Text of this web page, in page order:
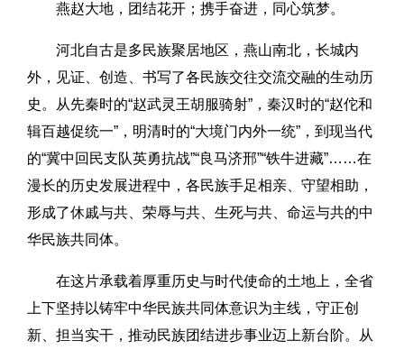
燕赵大地，团结花开；携手奋进，同心筑梦。
河北自古是多民族聚居地区，燕山南北，长城内
外，见证、创造、书写了各民族交往交流交融的生动历
史。从先秦时的“赵武灵王胡服骑射”，秦汉时的“赵佗和
辑百越促统一”，明清时的“大境门内外一统”，到现当代
的“冀中回民支队英勇抗战”“良马济邢”“铁牛进藏”……在
漫长的历史发展进程中，各民族手足相亲、守望相助，
形成了休戚与共、荣辱与共、生死与共、命运与共的中
华民族共同体。
在这片承载着厚重历史与时代使命的土地上，全省
上下坚持以铸牢中华民族共同体意识为主线，守正创
新、担当实干，推动民族团结进步事业迈上新台阶。从